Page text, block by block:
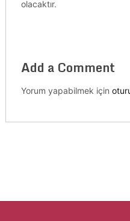
olacaktır.
Add a Comment
Yorum yapabilmek için